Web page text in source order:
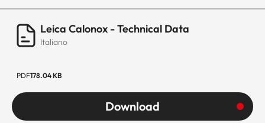
Leica Calonox - Technical Data
Italiano
PDF178.04 KB
Download